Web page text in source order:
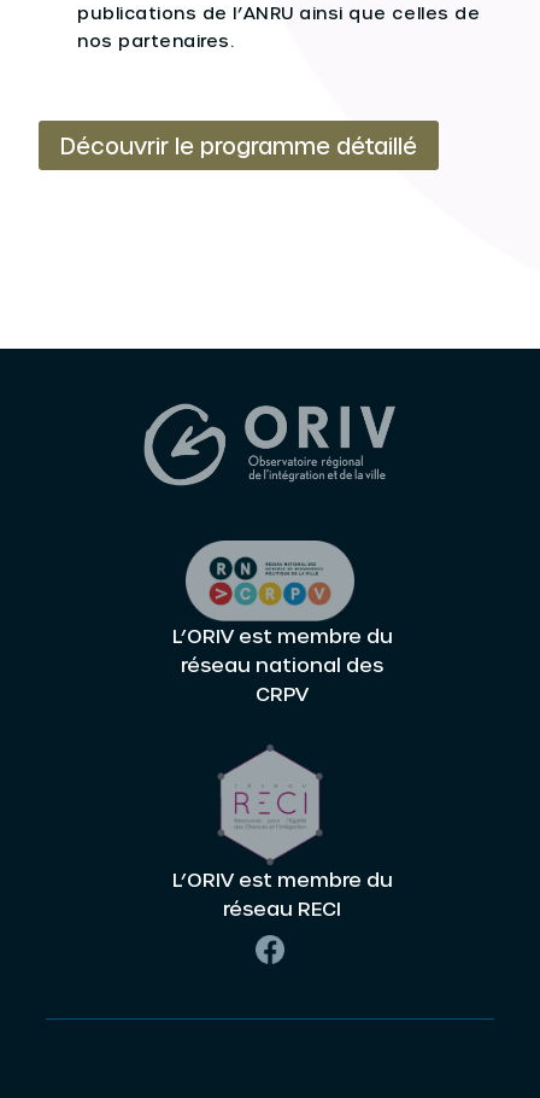
publications de l’ANRU ainsi que celles de
nos partenaires.
Découvrir le programme détaillé
L’ORIV est membre du
réseau national des
CRPV
L’ORIV est membre du
réseau RECI